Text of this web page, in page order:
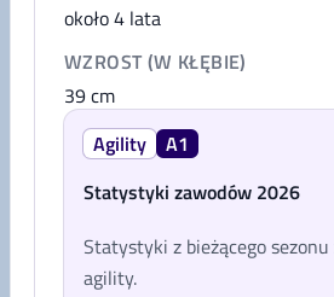
około 4 lata
WZROST (W KŁĘBIE)
39cm
Agility
A1
Statystyki zawodów 2026
Statystyki z bieżącego
agility.